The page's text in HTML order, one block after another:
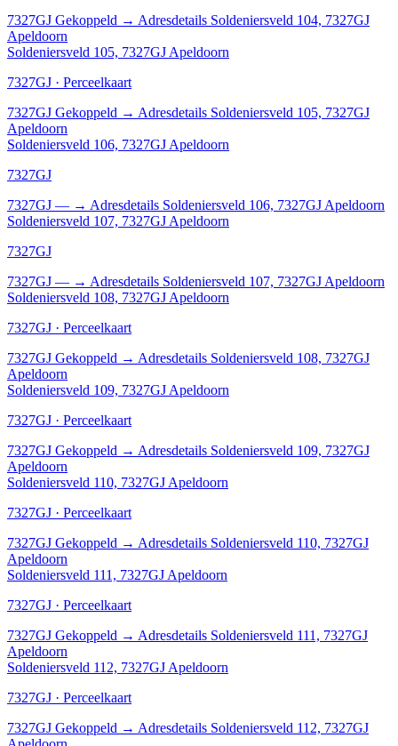
7327GJ Gekoppeld → Adresdetails Soldeniersveld 104, 7327GJ
Apeldoorn
Soldeniersveld 105, 7327GJ Apeldoorn
7327GJ · Perceelkaart
7327GJ Gekoppeld → Adresdetails Soldeniersveld 105, 7327GJ
Apeldoorn
Soldeniersveld 106, 7327GJ Apeldoorn
7327GJ
7327GJ — → Adresdetails Soldeniersveld 106, 7327GJ Apeldoorn
Soldeniersveld 107, 7327GJ Apeldoorn
7327GJ
7327GJ — → Adresdetails Soldeniersveld 107, 7327GJ Apeldoorn
Soldeniersveld 108, 7327GJ Apeldoorn
7327GJ · Perceelkaart
7327GJ Gekoppeld → Adresdetails Soldeniersveld 108, 7327GJ
Apeldoorn
Soldeniersveld 109, 7327GJ Apeldoorn
7327GJ · Perceelkaart
7327GJ Gekoppeld → Adresdetails Soldeniersveld 109, 7327GJ
Apeldoorn
Soldeniersveld 110, 7327GJ Apeldoorn
7327GJ · Perceelkaart
7327GJ Gekoppeld → Adresdetails Soldeniersveld 110, 7327GJ
Apeldoorn
Soldeniersveld 111, 7327GJ Apeldoorn
7327GJ · Perceelkaart
7327GJ Gekoppeld → Adresdetails Soldeniersveld 111, 7327GJ
Apeldoorn
Soldeniersveld 112, 7327GJ Apeldoorn
7327GJ · Perceelkaart
7327GJ Gekoppeld → Adresdetails Soldeniersveld 112, 7327GJ